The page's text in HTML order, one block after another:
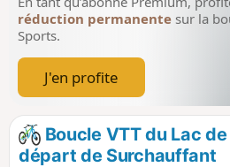
réduction permanente sur la
Sports.
J'en profite
Boucle VTT du Lac
départ de Surchauffant